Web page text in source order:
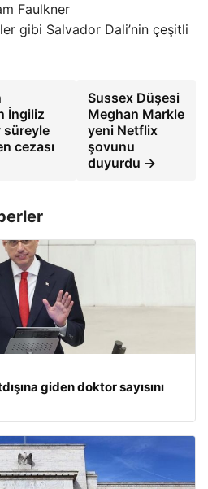
Faulkner
gibi Salvador Dali’nin çeşitli
İngiliz
süreyle
cezası
Sussex Düşesi
Meghan Markle
yeni Netflix
şovunu
duyurdu →
giden doktor sayısını